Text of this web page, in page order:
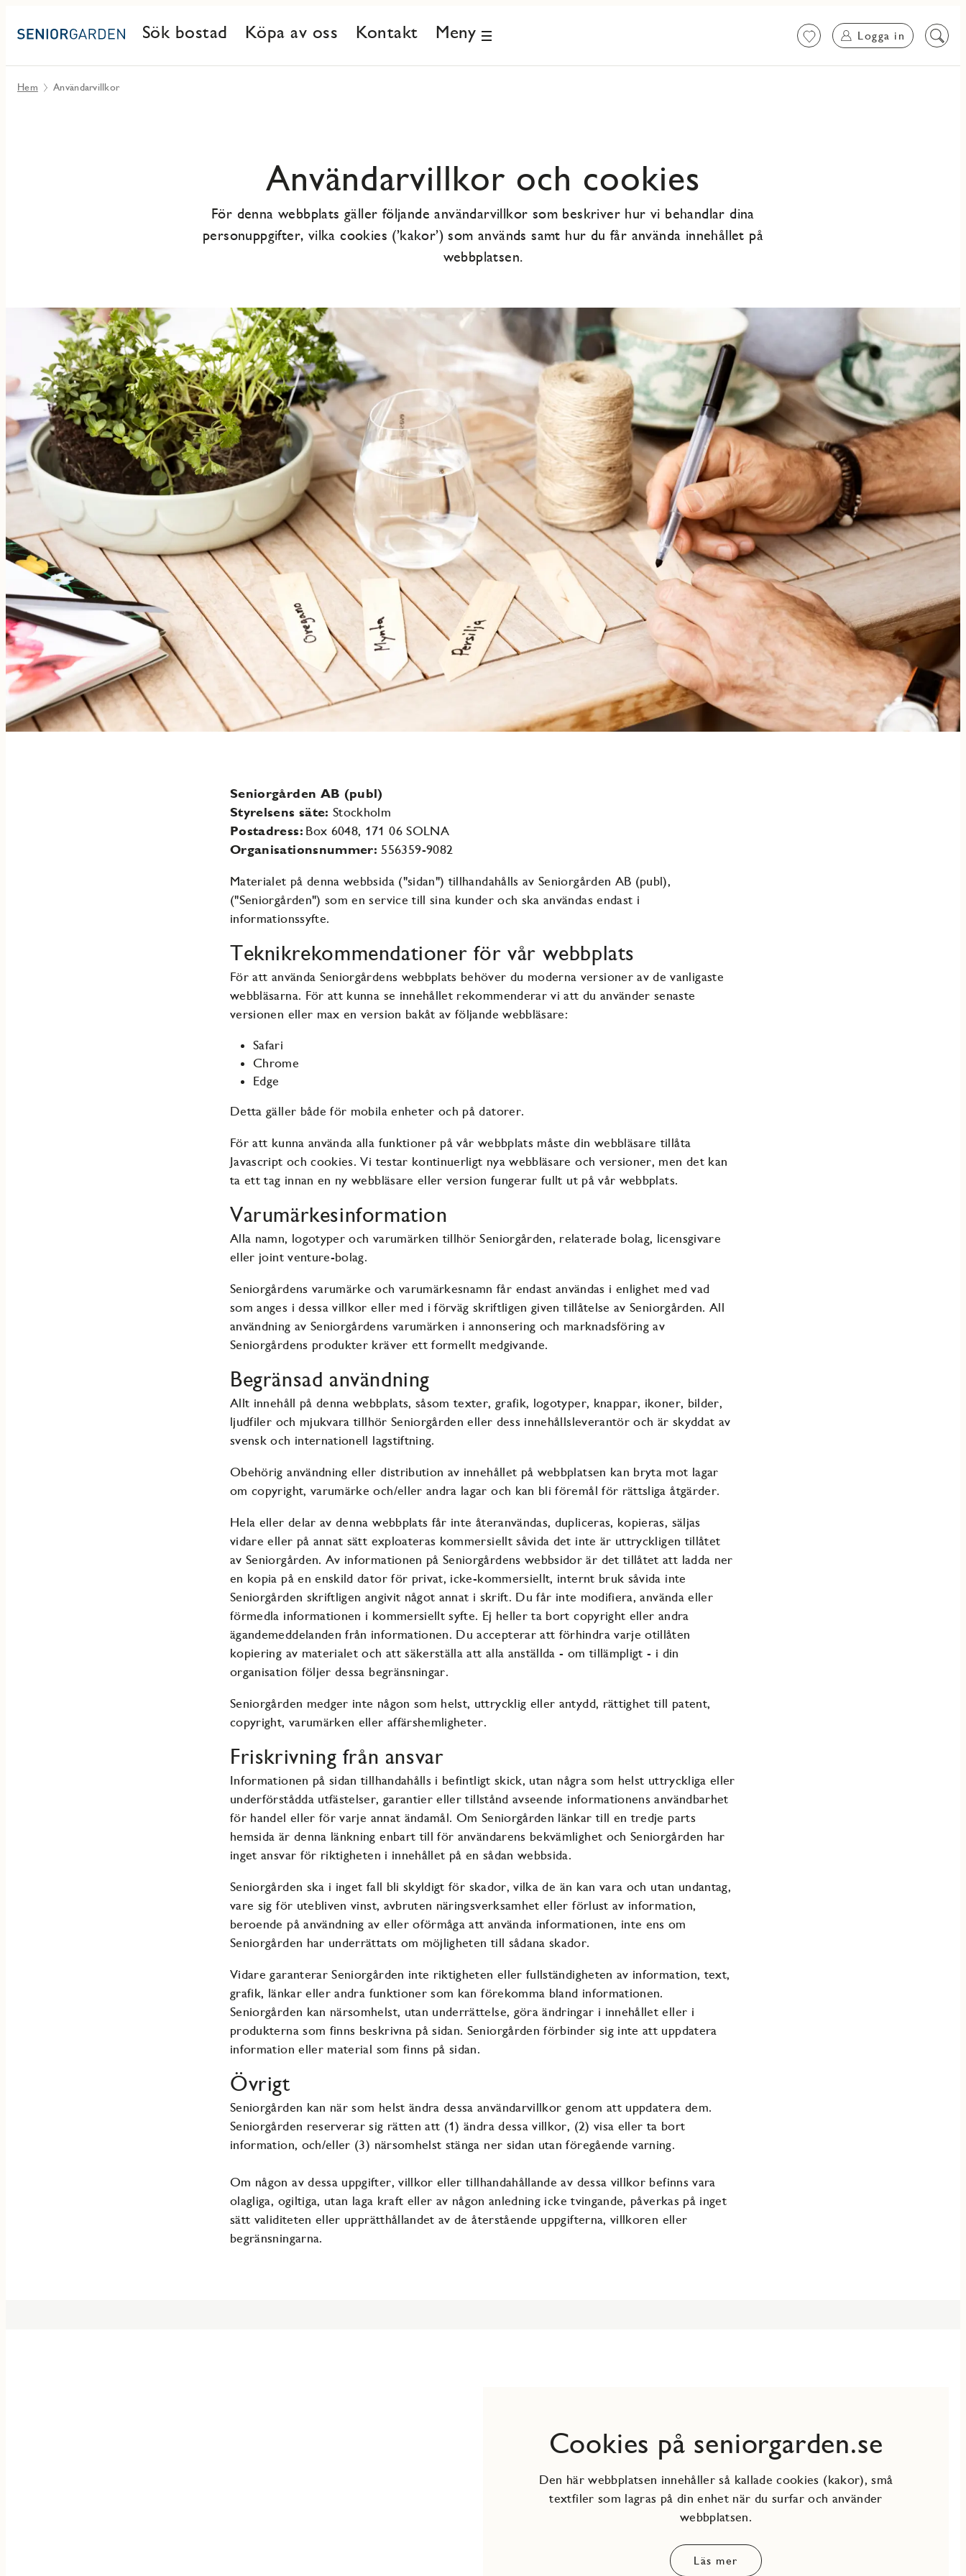
Sök bostad Köpa av oss Kontakt Meny Favoriter Logga in
Sök
på
Hem Användarvillkor
Användarvillkor och cookies
För denna webbplats gäller följande användarvillkor som beskriver hur vi behandlar dina
personuppgifter, vilka cookies (’kakor’) som används samt hur du får använda innehållet på
webbplatsen.
Seniorgården AB (publ)
Styrelsens säte: Stockholm
Postadress: Box 6048, 171 06 SOLNA
Organisationsnummer: 556359-9082
Materialet på denna webbsida ("sidan") tillhandahålls av Seniorgården AB (publ),
("Seniorgården") som en service till sina kunder och ska användas endast i
informationssyfte.
Teknikrekommendationer för vår webbplats
För att använda Seniorgårdens webbplats behöver du moderna versioner av de vanligaste
webbläsarna. För att kunna se innehållet rekommenderar vi att du använder senaste
versionen eller max en version bakåt av följande webbläsare:
Safari
Chrome
Edge
Detta gäller både för mobila enheter och på datorer.
För att kunna använda alla funktioner på vår webbplats måste din webbläsare tillåta
Javascript och cookies. Vi testar kontinuerligt nya webbläsare och versioner, men det kan
ta ett tag innan en ny webbläsare eller version fungerar fullt ut på vår webbplats.
Varumärkesinformation
Alla namn, logotyper och varumärken tillhör Seniorgården, relaterade bolag, licensgivare
eller joint venture-bolag.
Seniorgårdens varumärke och varumärkesnamn får endast användas i enlighet med vad
som anges i dessa villkor eller med i förväg skriftligen given tillåtelse av Seniorgården. All
användning av Seniorgårdens varumärken i annonsering och marknadsföring av
Seniorgårdens produkter kräver ett formellt medgivande.
Begränsad användning
Allt innehåll på denna webbplats, såsom texter, grafik, logotyper, knappar, ikoner, bilder,
ljudfiler och mjukvara tillhör Seniorgården eller dess innehållsleverantör och är skyddat av
svensk och internationell lagstiftning.
Obehörig användning eller distribution av innehållet på webbplatsen kan bryta mot lagar
om copyright, varumärke och/eller andra lagar och kan bli föremål för rättsliga åtgärder.
Hela eller delar av denna webbplats får inte återanvändas, dupliceras, kopieras, säljas
vidare eller på annat sätt exploateras kommersiellt såvida det inte är uttryckligen tillåtet
av Seniorgården. Av informationen på Seniorgårdens webbsidor är det tillåtet att ladda ner
en kopia på en enskild dator för privat, icke-kommersiellt, internt bruk såvida inte
Seniorgården skriftligen angivit något annat i skrift. Du får inte modifiera, använda eller
förmedla informationen i kommersiellt syfte. Ej heller ta bort copyright eller andra
ägandemeddelanden från informationen. Du accepterar att förhindra varje otillåten
kopiering av materialet och att säkerställa att alla anställda - om tillämpligt - i din
organisation följer dessa begränsningar.
Seniorgården medger inte någon som helst, uttrycklig eller antydd, rättighet till patent,
copyright, varumärken eller affärshemligheter.
Friskrivning från ansvar
Informationen på sidan tillhandahålls i befintligt skick, utan några som helst uttryckliga eller
underförstådda utfästelser, garantier eller tillstånd avseende informationens användbarhet
för handel eller för varje annat ändamål. Om Seniorgården länkar till en tredje parts
hemsida är denna länkning enbart till för användarens bekvämlighet och Seniorgården har
inget ansvar för riktigheten i innehållet på en sådan webbsida.
Seniorgården ska i inget fall bli skyldigt för skador, vilka de än kan vara och utan undantag,
vare sig för utebliven vinst, avbruten näringsverksamhet eller förlust av information,
beroende på användning av eller oförmåga att använda informationen, inte ens om
Seniorgården har underrättats om möjligheten till sådana skador.
Vidare garanterar Seniorgården inte riktigheten eller fullständigheten av information, text,
grafik, länkar eller andra funktioner som kan förekomma bland informationen.
Seniorgården kan närsomhelst, utan underrättelse, göra ändringar i innehållet eller i
produkterna som finns beskrivna på sidan. Seniorgården förbinder sig inte att uppdatera
information eller material som finns på sidan.
Övrigt
Seniorgården kan när som helst ändra dessa användarvillkor genom att uppdatera dem.
Seniorgården reserverar sig rätten att (1) ändra dessa villkor, (2) visa eller ta bort
information, och/eller (3) närsomhelst stänga ner sidan utan föregående varning.
Om någon av dessa uppgifter, villkor eller tillhandahållande av dessa villkor befinns vara
olagliga, ogiltiga, utan laga kraft eller av någon anledning icke tvingande, påverkas på inget
sätt validiteten eller upprätthållandet av de återstående uppgifterna, villkoren eller
begränsningarna.
Cookies på seniorgarden.se
Den här webbplatsen innehåller så kallade cookies (kakor), små
textfiler som lagras på din enhet när du surfar och använder
webbplatsen.
Läs mer